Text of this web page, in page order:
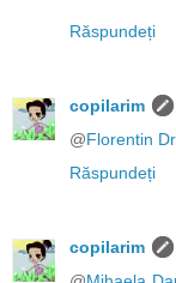
Răspundeți
copilarim
@Florentin
Răspundeți
copilarim